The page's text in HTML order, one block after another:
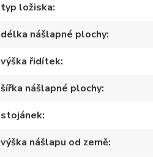
typ ložiska
délka nášlapné plochy
výška řidítek
šířka nášlapné plochy
stojánek
výška nášlapu od země